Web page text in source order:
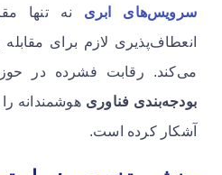
سرویس‌های ابری نه تنها
انعطاف‌پذیری لازم برای مقابله
می‌کند. رقابت فشرده در
بودجه‌بندی فناوری
آشکار کرده است.